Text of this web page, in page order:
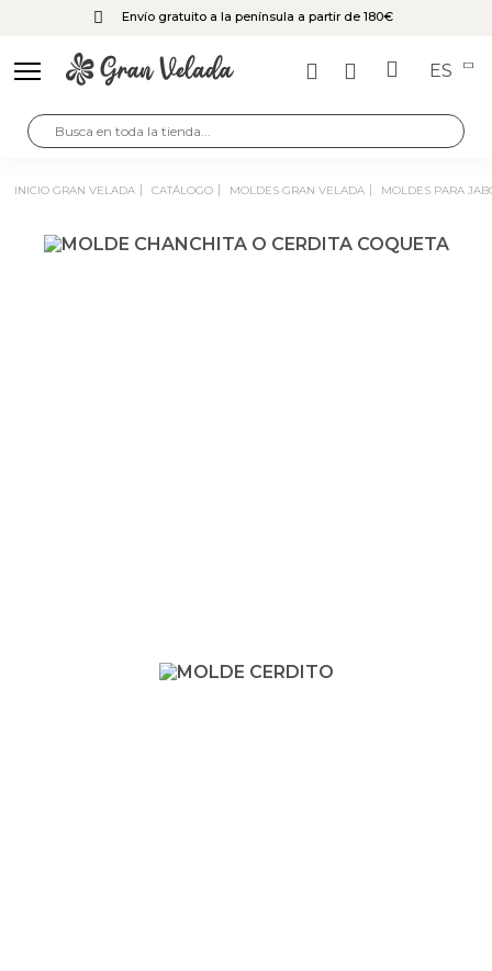
Envío gratuito a la península a partir de 180€
ES
INICIO GRAN VELADA CATÁLOGO MOLDES GRAN VELADA MOLDES PARA